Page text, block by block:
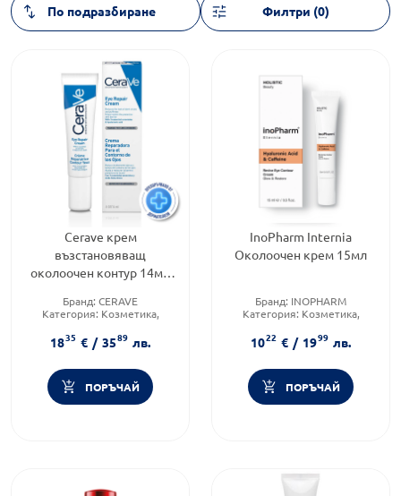
Филтри (0)
Cerave крем
възстановяващ
околоочен контур 14мл
Бранд: CERAVE
Категория: Козметика,
Форма на продукта:
околоочен крем
1835 € / 3589 лв.
ПОРЪЧАЙ
InoPharm Internia
Околоочен крем 15мл
Бранд: INOPHARM
Категория: Козметика,
Форма на продукта:
околоочен крем
1022 € / 1999 лв.
ПОРЪЧАЙ